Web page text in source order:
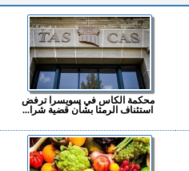
محكمة الكاس في سويسرا ترفض
استئناف الرمثا بشأن قضية شرا...